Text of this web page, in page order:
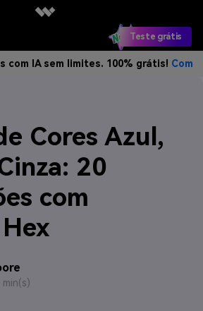
Teste grátis
limites. 100% grátis!Comece grátis→
Cores Azul,
20
com
min(s)